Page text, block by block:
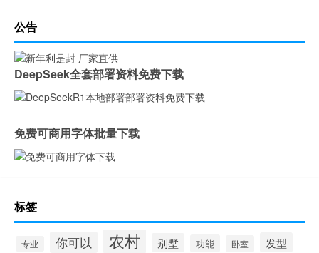
公告
DeepSeek全套部署资料免费下载
免费可商用字体批量下载
标签
专业 你可以 农村 别墅 功能 卧室 发型